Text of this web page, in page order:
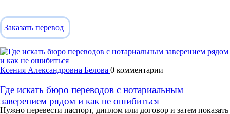
Заказать перевод
Ксения Александровна Белова 0 комментарии
Где искать бюро переводов с нотариальным
заверением рядом и как не ошибиться
Нужно перевести паспорт, диплом или договор и затем показать